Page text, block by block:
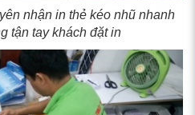
nhận in thẻ kéo nhũ nhanh
tận tay khách đặt in